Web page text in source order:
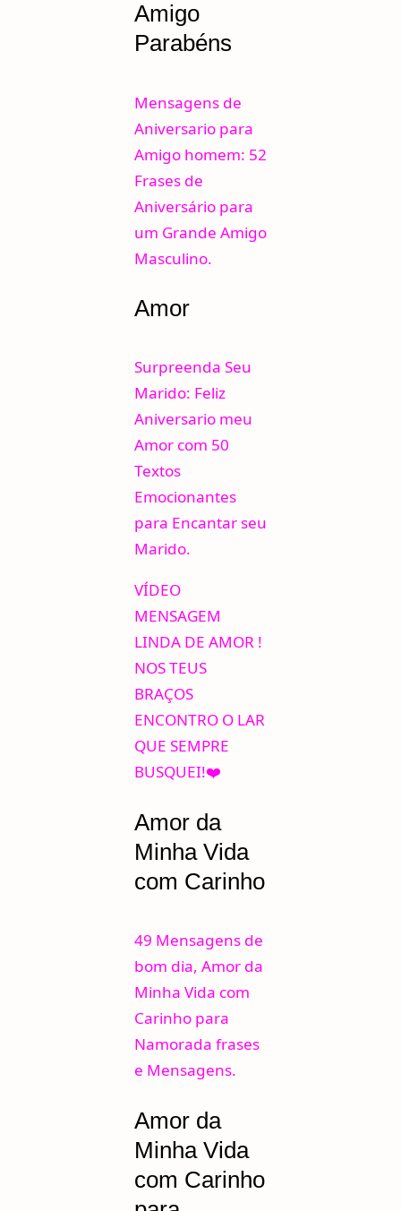
Amigo
Parabéns
Mensagens de
Aniversario para
Amigo homem: 52
Frases de
Aniversário para
um Grande Amigo
Masculino.
Amor
Surpreenda Seu
Marido: Feliz
Aniversario meu
Amor com 50
Textos
Emocionantes
para Encantar seu
Marido.
VÍDEO
MENSAGEM
LINDA DE AMOR !
NOS TEUS
BRAÇOS
ENCONTRO O LAR
QUE SEMPRE
BUSQUEI!❤️
Amor da
Minha Vida
com Carinho
49 Mensagens de
bom dia, Amor da
Minha Vida com
Carinho para
Namorada frases
e Mensagens.
Amor da
Minha Vida
com Carinho